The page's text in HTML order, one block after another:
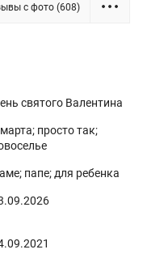
и скатертей, а
с фото (608)
святого Валентина
просто так;
папе; для ребенка